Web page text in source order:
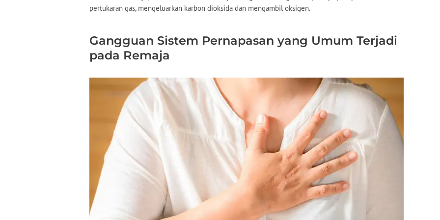
pertukaran gas, mengeluarkan karbon dioksida dan mengambil oksigen.
Gangguan Sistem Pernapasan yang Umum Terjadi
pada Remaja